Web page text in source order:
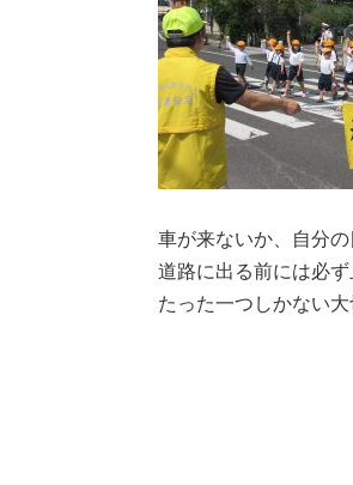
車が来ないか、自分
道路に出る前には必
たった一つしかない